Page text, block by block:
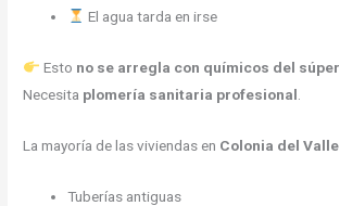
El agua tarda en irse
Esto no se arregla con químicos del súper
Necesita plomería sanitaria profesional
La mayoría de las viviendas en Colonia del Valle
Tuberías antiguas